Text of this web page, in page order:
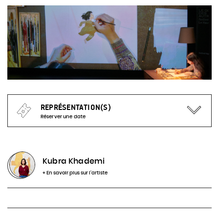
REPRÉSENTATION(S)
Réserver une date
ce spectacle
INFOS & RÉSERVATIONS
Kubra Khademi
+ En savoir plus sur l'artiste